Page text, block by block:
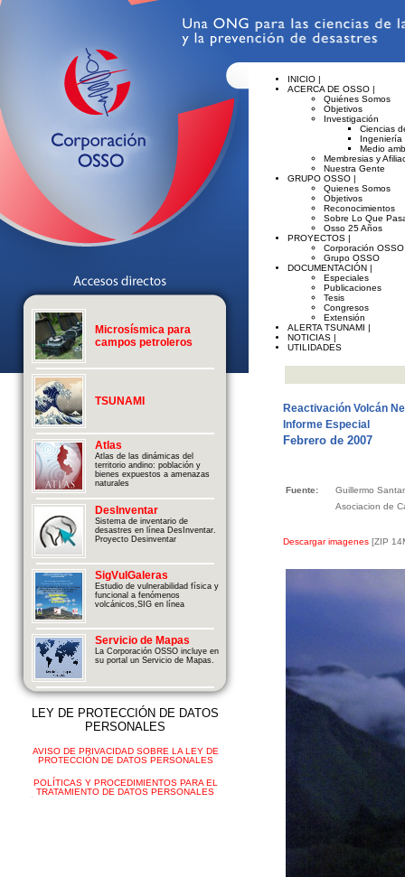
Microsísmica para
campos petroleros
TSUNAMI
Atlas
Atlas de las dinámicas del
territorio andino: población y
bienes expuestos a amenazas
naturales
DesInventar
Sistema de inventario de
desastres en línea DesInventar.
Proyecto Desinventar
SigVulGaleras
Estudio de vulnerabilidad física y
funcional a fenómenos
volcánicos,SIG en línea
Servicio de Mapas
La Corporación OSSO incluye en
su portal un Servicio de Mapas.
LEY DE PROTECCIÓN DE DATOS
PERSONALES
AVISO DE PRIVACIDAD SOBRE LA LEY DE
PROTECCIÓN DE DATOS PERSONALES
POLÍTICAS Y PROCEDIMIENTOS PARA EL
TRATAMIENTO DE DATOS PERSONALES
INICIO |
ACERCA DE OSSO |
Quiénes Somos
Objetivos
Investigación
Ciencias
Ingeniería
Medio
Membresias y
Nuestra Gente
GRUPO OSSO |
Quienes Somos
Objetivos
Reconocimientos
Sobre Lo Que
Osso 25 Años
PROYECTOS |
Corporación OSSO
Grupo OSSO
DOCUMENTACIÓN |
Especiales
Publicaciones
Tesis
Congresos
Extensión
ALERTA TSUNAMI |
NOTICIAS |
UTILIDADES
Reactivación Volcán
Informe Especial
Febrero de 2007
Fuente:
Guillermo
Asociacion de
Descargar imagenes[ZIP